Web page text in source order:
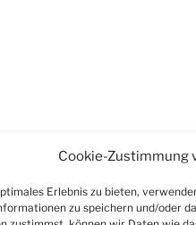
Cookie-Zustimmung
Erlebnis zu bieten,
zu speichern und/oder